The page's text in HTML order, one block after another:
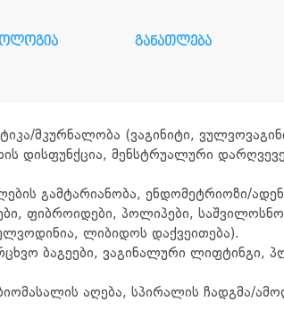
განათლება
მკურნალობა (ვაგინიტი,
დისფუნქცია, მენსტრუალური
გამტარიანობა, ენდომეტრიოზი/
ფიბროიდები, პოლიპები,
ლიბიდოს დაქვეითება).
ბაგეები, ვაგინალური ლიფტინგი,
აღება, სპირალის ჩადგმა/